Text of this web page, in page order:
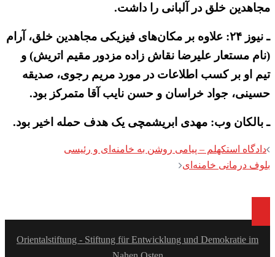
مجاهدین خلق در آلبانی را داشت.
ـ نیوز ۲۴: علاوه بر مکان‌های فیزیکی مجاهدین خلق، آرام
(نام مستعار علیرضا نقاش زاده مزدور مقیم اتریش) و
تیم او بر کسب اطلاعات در مورد مریم رجوی، صدیقه
حسینی، جواد خراسان و حسن نایب آقا متمرکز بود.
ـ بالکان وب: مهدی ابریشمچی یک هدف حمله اخیر بود.
Post
navigation
دادگاه استکهلم – پیامی روشن به خامنه‌ای و رئیسی
بلوف درمانی خامنه‌ای
Orientalstiftung - Stiftung für Entwicklung und Demokratie im